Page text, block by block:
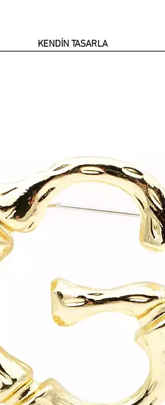
KENDİN TASARLA